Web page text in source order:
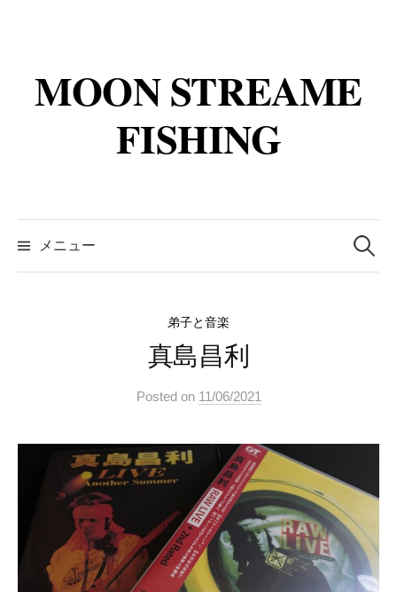
MOON STREAME
FISHING
メニュー
索:
弟子と音楽
真島昌利
Posted on 11/06/2021